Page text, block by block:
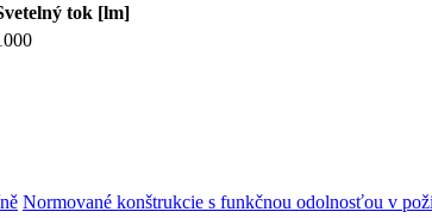
tok [lm]
Normované konštrukcie s funkčnou odolnosťou v